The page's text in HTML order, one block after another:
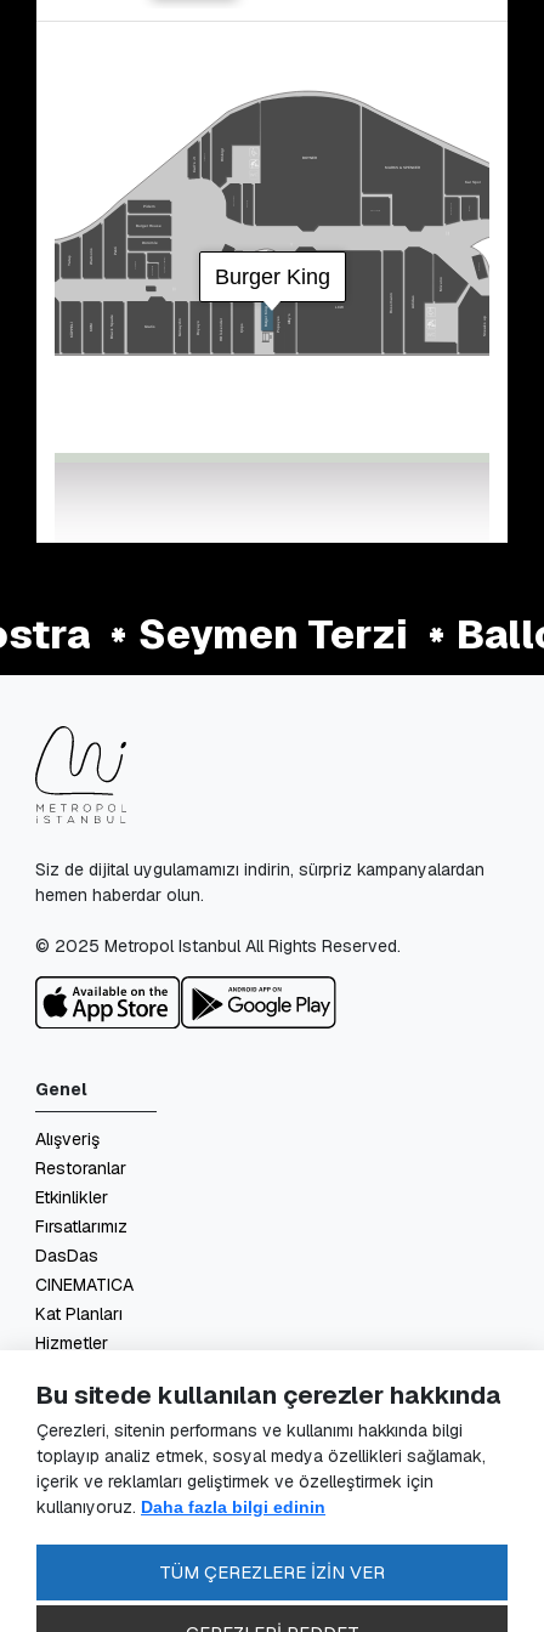
Seymen Terzi
Siz de dijital uygulamamızı indirin, sürpriz kampanyalardan
hemen haberdar olun.
© 2025 Metropol Istanbul All Rights Reserved.
Genel
Alışveriş
Restoranlar
Etkinlikler
Fırsatlarımız
DasDas
CINEMATICA
Kat Planları
Hizmetler
KVKK Başvuru
KVKK Aydınlatma Metni
Veri Sorumlusu Başvuru Formu
Güvenlik Kameraları Aydınlatma Metni
SSS
Bu sitede kullanılan çerezler hakkında
Çerezleri, sitenin performans ve kullanımı hakkında bilgi
toplayıp analiz etmek, sosyal medya özellikleri sağlamak,
içerik ve reklamları geliştirmek ve özelleştirmek için
kullanıyoruz. Daha fazla bilgi edinin
TÜM ÇEREZLERE İZİN VER